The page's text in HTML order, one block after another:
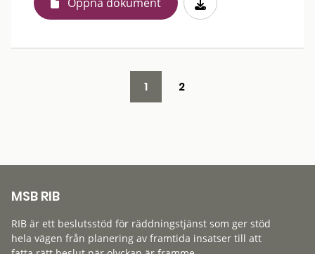
1 2
MSB RIB
RIB är ett beslutsstöd för räddningstjänst som ger stöd
hela vägen från planering av framtida insatser till att